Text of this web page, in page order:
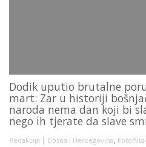
Dodik uputio brutalne
mart: Zar u historiji
naroda nema dan koji bi
nego ih tjerate da slave
Redakcija | Bosna i Hercegovina, Foto/